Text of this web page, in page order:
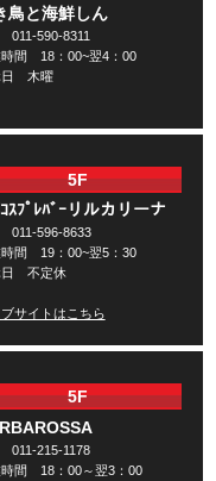
鳥と海鮮しん
011-590-8311
時間 18：00~翌4：00
日 木曜
5F
ｽﾌﾟﾚﾊﾞｰリルカリーナ
011-596-8633
時間 19：00~翌5：30
日 不定休
サイトはこちら
5F
011-215-1178
時間 18：00～翌3：00